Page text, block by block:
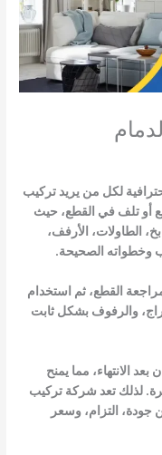
لكل من يريد تركيب
أو تلف في القطع، حيث
الطاولات، الأرفف،
وخطواته الصحيحة.
القطع، ثم استخدام
والرفوف بشكل ثابت
الانتهاء، مما يمنح
لذلك تعد شركة تركيب
جودة، التزام، وسعر